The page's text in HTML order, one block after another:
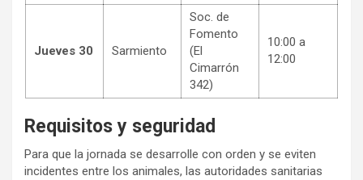
Jueves 30 Sarmiento
Soc. de
Fomento
(El
Cimarrón
342)
10:00 a
12:00
Requisitos y seguridad
Para que la jornada se desarrolle con orden y se eviten
incidentes entre los animales, las autoridades sanitarias